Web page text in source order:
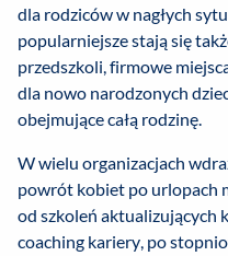
dla rodziców w nagłych
popularniejsze stają się
przedszkoli, firmowe
dla nowo narodzonych
obejmujące całą rodzinę.
W wielu organizacjach
powrót kobiet po urlopach
od szkoleń aktualizujących
coaching kariery, po